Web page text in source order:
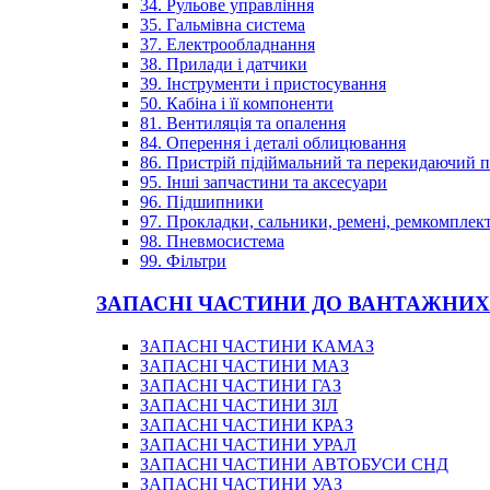
34. Рульове управління
35. Гальмівна система
37. Електрообладнання
38. Прилади і датчики
39. Інструменти і пристосування
50. Кабіна і її компоненти
81. Вентиляція та опалення
84. Оперення і деталі облицювання
86. Пристрій підіймальний та перекидаючий
95. Інші запчастини та аксесуари
96. Підшипники
97. Прокладки, сальники, ремені,
98. Пневмосистема
99. Фільтри
ЗАПАСНІ ЧАСТИНИ ДО
ЗАПАСНІ ЧАСТИНИ КАМАЗ
ЗАПАСНІ ЧАСТИНИ МАЗ
ЗАПАСНІ ЧАСТИНИ ГАЗ
ЗАПАСНІ ЧАСТИНИ ЗІЛ
ЗАПАСНІ ЧАСТИНИ КРАЗ
ЗАПАСНІ ЧАСТИНИ УРАЛ
ЗАПАСНІ ЧАСТИНИ АВТОБУСИ СНД
ЗАПАСНІ ЧАСТИНИ УАЗ